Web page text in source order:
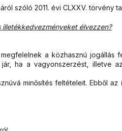
szóló 2011. évi CLXXV. törvény
élvezzen?
a közhasznú jogállás
ha a vagyonszerzést, illetve
minősítés feltételeit. Ebből